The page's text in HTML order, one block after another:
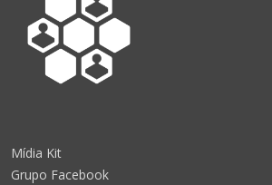
Mídia Kit
Grupo Facebook